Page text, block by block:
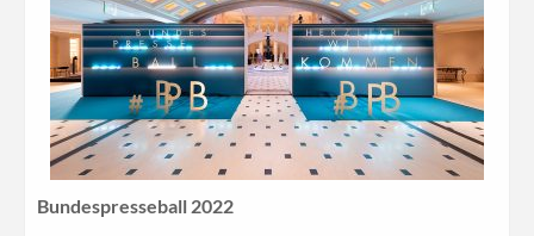
Bundespresseball 2022